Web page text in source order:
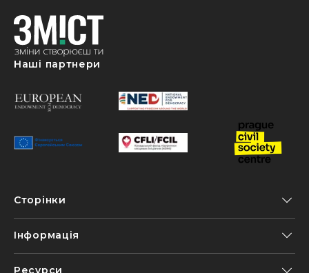
Наші партнери
Сторінки
Інформація
Ресурси